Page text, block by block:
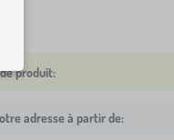
adresse à partir de: